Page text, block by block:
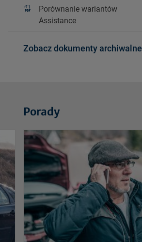
Porównanie wariantów
Assistance
Zobacz dokumenty archiwalne
Porady